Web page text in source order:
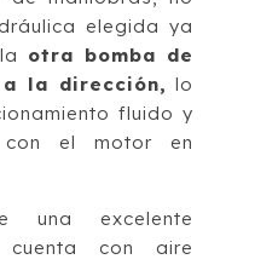
elegida ya
otra bomba de
la dirección, lo
fluido y
con el motor en
una excelente
cuenta con aire